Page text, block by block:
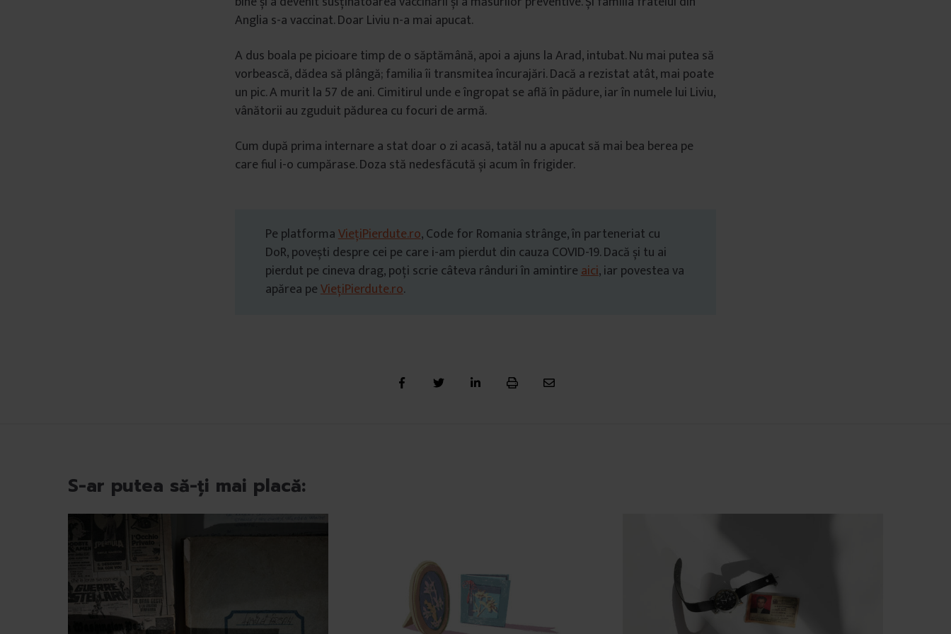
Anglia s-a vaccinat. Doar Liviu n-a mai apucat.
A dus boala pe picioare timp de o săptămână, apoi a ajuns la Arad, intubat. Nu mai putea să
vorbească, dădea să plângă; familia îi transmitea încurajări. Dacă a rezistat atât, mai poate
un pic. A murit la 57 de ani. Cimitirul unde e îngropat se află în pădure, iar în numele lui Liviu,
vânătorii au zguduit pădurea cu focuri de armă.
Cum după prima internare a stat doar o zi acasă, tatăl nu a apucat să mai bea berea pe
care fiul i-o cumpărase. Doza stă nedesfăcută și acum în frigider.
Pe platformaViețiPierdute.ro, Code for Romania strânge, în parteneriat cu
DoR, povești despre cei pe care i-am pierdut din cauza COVID-19. Dacă și tu ai
pierdut pe cineva drag, poți scrie câteva rânduri în amintireaici, iar povestea va
apărea peViețiPierdute.ro.
S-ar putea să-ți mai placă: